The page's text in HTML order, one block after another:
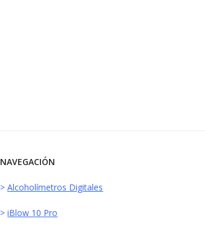
NAVEGACIÓN
>Alcoholímetros Digitales
> iBlow 10 Pro